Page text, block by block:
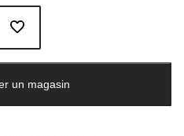
un magasin